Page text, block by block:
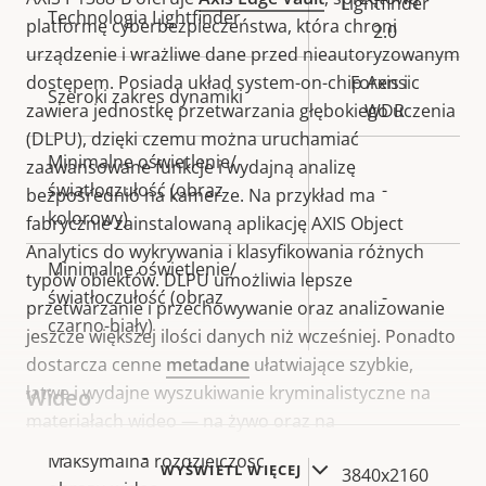
platformę cyberbezpieczeństwa, która chroni
urządzenie i wrażliwe dane przed nieautoryzowanym
dostępem. Posiada układ system-on-chip Axis i
zawiera jednostkę przetwarzania głębokiego uczenia
(DLPU), dzięki czemu można uruchamiać
zaawansowane funkcje i wydajną analizę
bezpośrednio na kamerze. Na przykład ma
fabrycznie zainstalowaną aplikację AXIS Object
Analytics do wykrywania i klasyfikowania różnych
typów obiektów. DLPU umożliwia lepsze
przetwarzanie i przechowywanie oraz analizowanie
jeszcze większej ilości danych niż wcześniej. Ponadto
dostarcza cenne metadane ułatwiające szybkie,
łatwe i wydajne wyszukiwanie kryminalistyczne na
materiałach wideo — na żywo oraz na
WYŚWIETL WIĘCEJ
Technologia Lightfinder
2.0
Szeroki zakres dynamiki
Forensic
WDR
Minimalne oświetlenie/
światłoczułość (obraz
kolorowy)
-
Minimalne oświetlenie/
światłoczułość (obraz
czarno-biały)
-
Wideo
Opis
Wartość
Maksymalna rozdzielczość
3840x2160